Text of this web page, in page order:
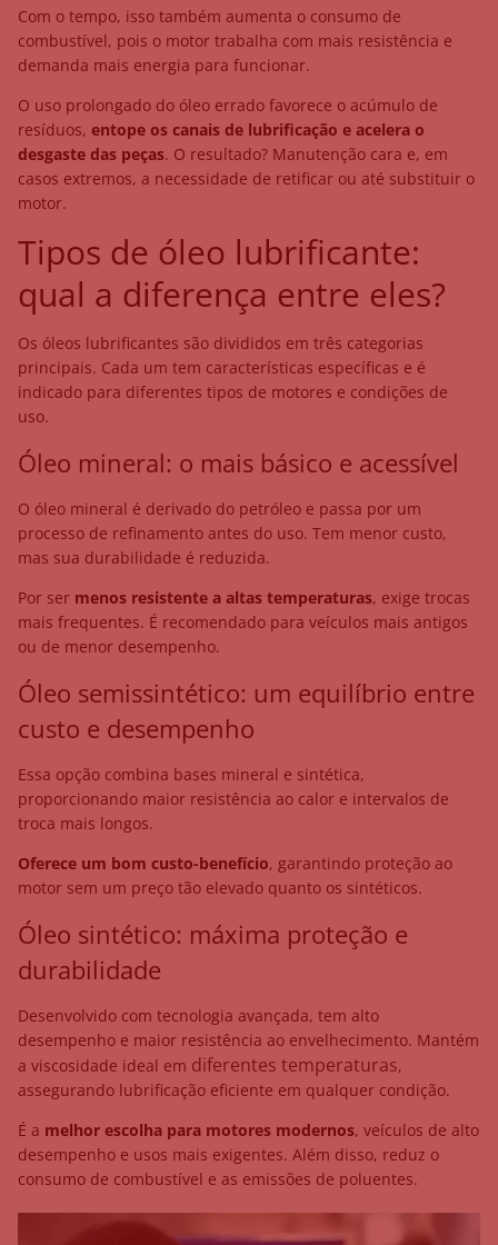
Com o tempo, isso também aumenta o consumo de
combustível, pois o motor trabalha com mais resistência e
demanda mais energia para funcionar.
O uso prolongado do óleo errado favorece o acúmulo de
resíduos, entope os canais de lubrificação e acelera o
desgaste das peças. O resultado? Manutenção cara e, em
casos extremos, a necessidade de retificar ou até substituir o
motor.
Tipos de óleo lubrificante:
qual a diferença entre eles?
Os óleos lubrificantes são divididos em três categorias
principais. Cada um tem características específicas e é
indicado para diferentes tipos de motores e condições de
uso.
Óleo mineral: o mais básico e acessível
O óleo mineral é derivado do petróleo e passa por um
processo de refinamento antes do uso. Tem menor custo,
mas sua durabilidade é reduzida.
Por ser menos resistente a altas temperaturas, exige trocas
mais frequentes. É recomendado para veículos mais antigos
ou de menor desempenho.
Óleo semissintético: um equilíbrio entre
custo e desempenho
Essa opção combina bases mineral e sintética,
proporcionando maior resistência ao calor e intervalos de
troca mais longos.
Oferece um bom custo-benefício, garantindo proteção ao
motor sem um preço tão elevado quanto os sintéticos.
Óleo sintético: máxima proteção e
durabilidade
Desenvolvido com tecnologia avançada, tem alto
desempenho e maior resistência ao envelhecimento. Mantém
a viscosidade ideal em diferentes temperaturas,
assegurando lubrificação eficiente em qualquer condição.
É a melhor escolha para motores modernos, veículos de alto
desempenho e usos mais exigentes. Além disso, reduz o
consumo de combustível e as emissões de poluentes.